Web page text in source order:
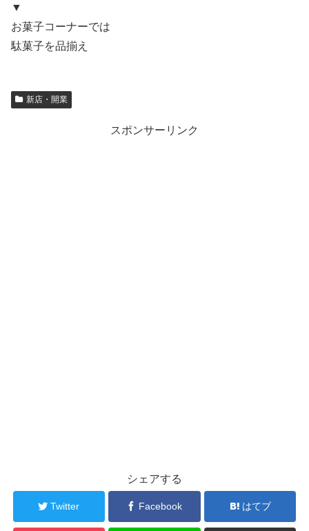
▼
お菓子コーナーでは
駄菓子を品揃え
新店・開業
スポンサーリンク
シェアする
Twitter Facebook はてブ